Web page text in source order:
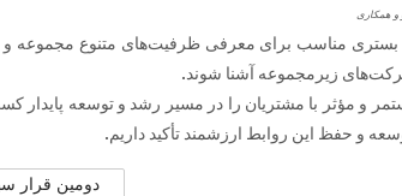
و همکاری
مناسب برای معرفی ظرفیت‌های متنوع مجموعه و
زیرمجموعه آشنا شوند.
و مؤثر با مشتریان را در مسیر رشد و توسعه پایدار
و حفظ این روابط ارزشمند تأکید داریم.
دومین قرار